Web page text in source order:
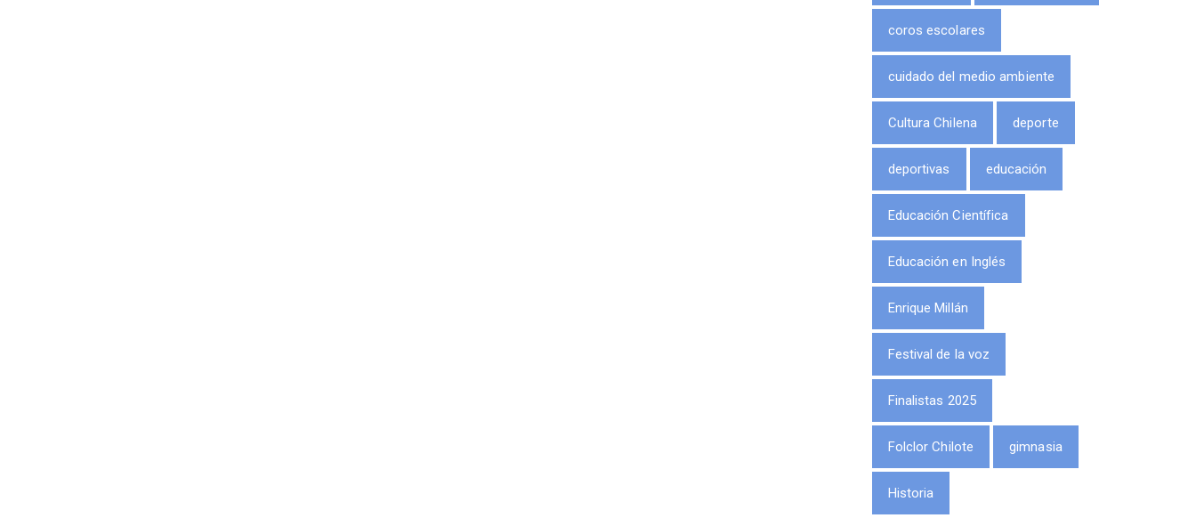
coros escolares
cuidado del medio ambiente
Cultura Chilena deporte
deportivas educación
Educación Científica
Educación en Inglés
Enrique Millán
Festival de la voz
Finalistas 2025
Folclor Chilote gimnasia
Historia